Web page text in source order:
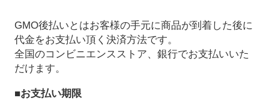
GMO後払いとはお客様の手元に商品が到着した後に
代金をお支払い頂く決済方法です。
全国のコンビニエンスストア、銀行でお支払いいた
だけます。
■お支払い期限